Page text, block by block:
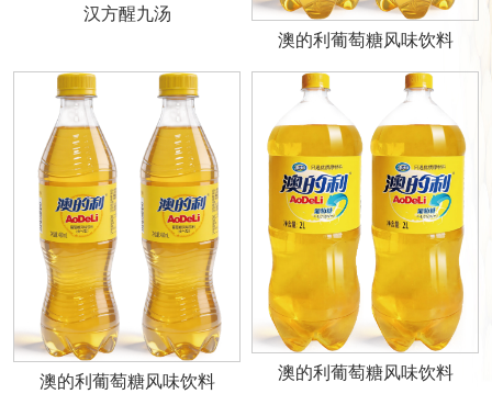
汉方醒九汤
澳的利葡萄糖风味饮料
澳的利葡萄糖风味饮料
澳的利葡萄糖风味饮料